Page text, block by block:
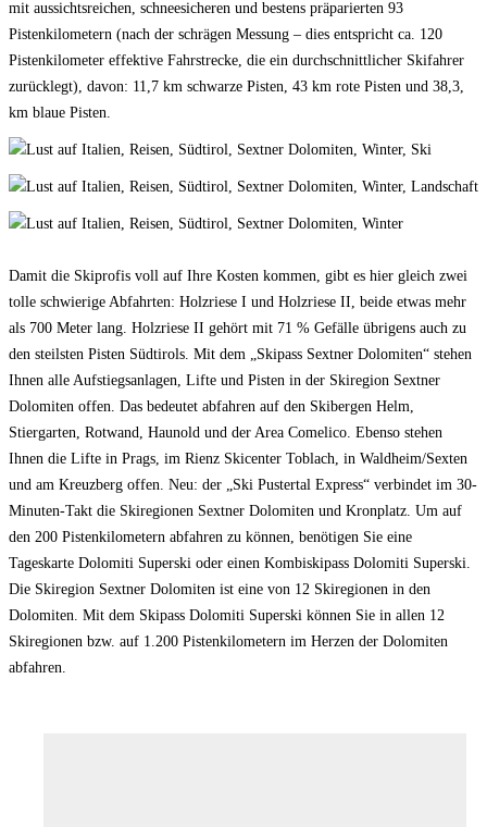
mit aussichtsreichen, schneesicheren und bestens präparierten 93
Pistenkilometern (nach der schrägen Messung – dies entspricht ca. 120
Pistenkilometer effektive Fahrstrecke, die ein durchschnittlicher Skifahrer
zurücklegt), davon: 11,7 km schwarze Pisten, 43 km rote Pisten und 38,3,
km blaue Pisten.
Damit die Skiprofis voll auf Ihre Kosten kommen, gibt es hier gleich zwei
tolle schwierige Abfahrten: Holzriese I und Holzriese II, beide etwas mehr
als 700 Meter lang. Holzriese II gehört mit 71 % Gefälle übrigens auch zu
den steilsten Pisten Südtirols. Mit dem „Skipass Sextner Dolomiten“ stehen
Ihnen alle Aufstiegsanlagen, Lifte und Pisten in der Skiregion Sextner
Dolomiten offen. Das bedeutet abfahren auf den Skibergen Helm,
Stiergarten, Rotwand, Haunold und der Area Comelico. Ebenso stehen
Ihnen die Lifte in Prags, im Rienz Skicenter Toblach, in Waldheim/Sexten
und am Kreuzberg offen. Neu: der „Ski Pustertal Express“ verbindet im 30-
Minuten-Takt die Skiregionen Sextner Dolomiten und Kronplatz. Um auf
den 200 Pistenkilometern abfahren zu können, benötigen Sie eine
Tageskarte Dolomiti Superski oder einen Kombiskipass Dolomiti Superski.
Die Skiregion Sextner Dolomiten ist eine von 12 Skiregionen in den
Dolomiten. Mit dem Skipass Dolomiti Superski können Sie in allen 12
Skiregionen bzw. auf 1.200 Pistenkilometern im Herzen der Dolomiten
abfahren.